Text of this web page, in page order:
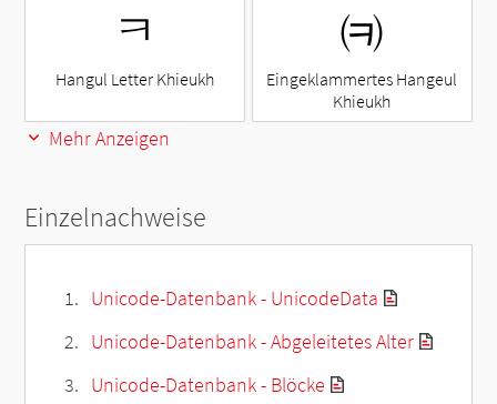
ㅋ
Hangul Letter Khieukh
㈊
Eingeklammertes Hangeul
Khieukh
Mehr Anzeigen
Einzelnachweise
Unicode-Datenbank - UnicodeData
Unicode-Datenbank - Abgeleitetes Alter
Unicode-Datenbank - Blöcke